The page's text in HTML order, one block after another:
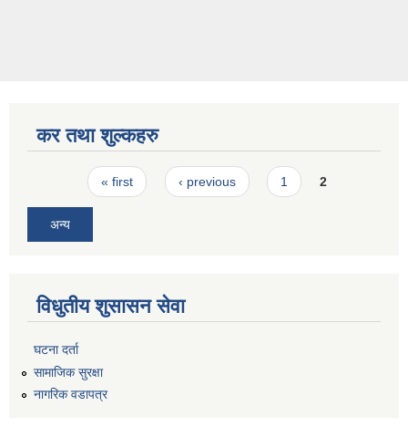
कर तथा शुल्कहरु
Pages« first ‹ previous 1 2
अन्य
विधुतीय शुसासन सेवा
घटना दर्ता
सामाजिक सुरक्षा
नागरिक वडापत्र